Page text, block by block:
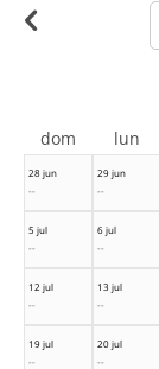
28 jun
--
29 jun
--
5 jul
--
6 jul
--
12 jul
--
13 jul
--
19 jul
--
20 jul
--
dom lun